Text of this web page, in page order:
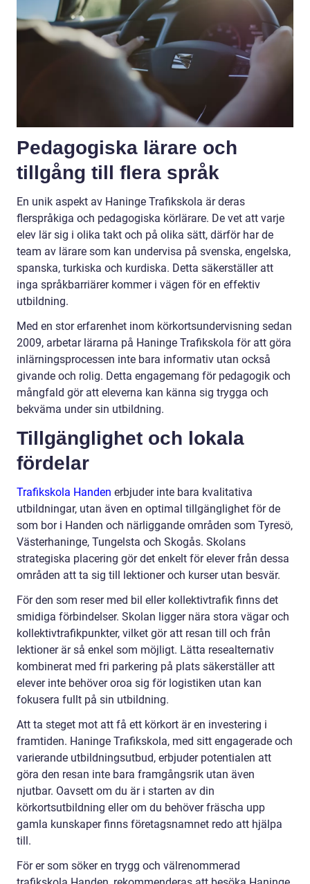
Pedagogiska lärare och
tillgång till flera språk
En unik aspekt av Haninge Trafikskola är deras
flerspråkiga och pedagogiska körlärare. De vet att varje
elev lär sig i olika takt och på olika sätt, därför har de
team av lärare som kan undervisa på svenska, engelska,
spanska, turkiska och kurdiska. Detta säkerställer att
inga språkbarriärer kommer i vägen för en effektiv
utbildning.
Med en stor erfarenhet inom körkortsundervisning sedan
2009, arbetar lärarna på Haninge Trafikskola för att göra
inlärningsprocessen inte bara informativ utan också
givande och rolig. Detta engagemang för pedagogik och
mångfald gör att eleverna kan känna sig trygga och
bekväma under sin utbildning.
Tillgänglighet och lokala
fördelar
Trafikskola Handen erbjuder inte bara kvalitativa
utbildningar, utan även en optimal tillgänglighet för de
som bor i Handen och närliggande områden som Tyresö,
Västerhaninge, Tungelsta och Skogås. Skolans
strategiska placering gör det enkelt för elever från dessa
områden att ta sig till lektioner och kurser utan besvär.
För den som reser med bil eller kollektivtrafik finns det
smidiga förbindelser. Skolan ligger nära stora vägar och
kollektivtrafikpunkter, vilket gör att resan till och från
lektioner är så enkel som möjligt. Lätta resealternativ
kombinerat med fri parkering på plats säkerställer att
elever inte behöver oroa sig för logistiken utan kan
fokusera fullt på sin utbildning.
Att ta steget mot att få ett körkort är en investering i
framtiden. Haninge Trafikskola, med sitt engagerade och
varierande utbildningsutbud, erbjuder potentialen att
göra den resan inte bara framgångsrik utan även
njutbar. Oavsett om du är i starten av din
körkortsutbildning eller om du behöver fräscha upp
gamla kunskaper finns företagsnamnet redo att hjälpa
till.
För er som söker en trygg och välrenommerad